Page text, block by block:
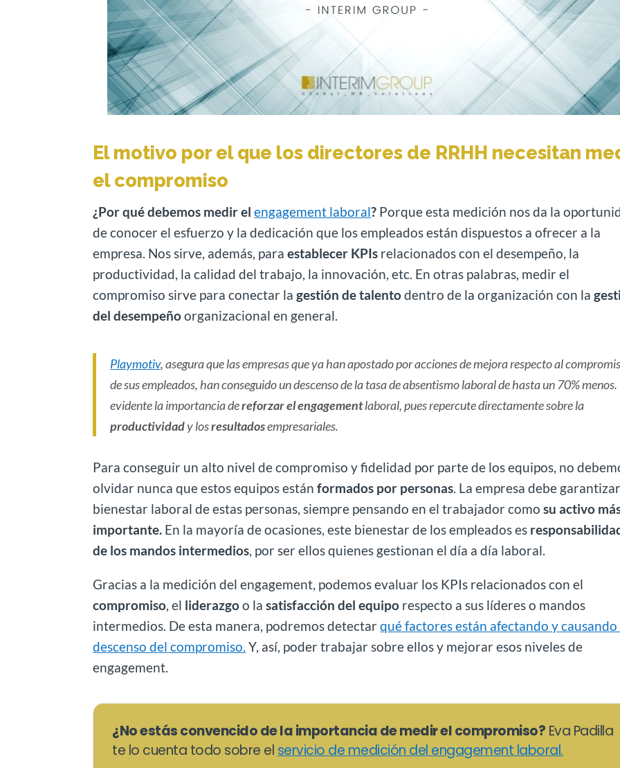
El motivo por el que los directores de RRHH necesitan
el compromiso
¿Por qué debemos medir elengagement laboral? Porque esta medición nos da la
de conocer el esfuerzo y la dedicación que los empleados están dispuestos a ofrecer a la
empresa. Nos sirve, además, paraestablecer KPIs relacionados con el desempeño, la
productividad, la calidad del trabajo, la innovación, etc. En otras palabras, medir el
compromiso sirve para conectar lagestión de talentodentro de la organización con la
del desempeñoorganizacional en general.
Playmotiv, asegura quelas empresas que ya han apostado por acciones de mejora respecto al
de sus empleados, han conseguido un descenso de la tasa de absentismo laboral de hasta un 70% menos.
evidente la importancia dereforzar el engagementlaboral, pues repercute directamente sobre la
productividady losresultadosempresariales.
Para conseguir un alto nivel de compromiso y fidelidad por parte de los equipos, no
olvidar nunca que estos equipos están formados por personas. La empresa debe
bienestar laboral de estas personas, siempre pensando en el trabajador comosu activo
importante. En la mayoría de ocasiones, este bienestar de los empleados es
de los mandos intermedios, por ser ellos quienes gestionan el día a día laboral.
Gracias a la medición del engagement, podemos evaluar los KPIs relacionados con el
compromiso, el liderazgoo lasatisfacción del equipo respecto a sus líderes o mandos
intermedios. De esta manera, podremos detectarqué factores están afectando y causando
descenso del compromiso. Y, así, poder trabajar sobre ellos y mejorar esos niveles de
engagement.
¿No estás convencido de la importancia de medir el compromiso? Eva Padilla
te lo cuenta todo sobre el servicio de medición del engagement laboral.